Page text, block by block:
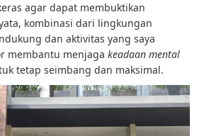
agar dapat membuktikan
kombinasi dari lingkungan
dan aktivitas yang saya
membantu menjaga keadaan mental
tetap seimbang dan maksimal.